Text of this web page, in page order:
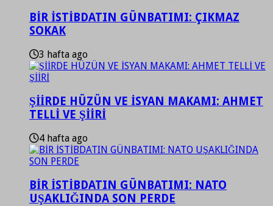
BİR İSTİBDATIN GÜNBATIMI: ÇIKMAZ
SOKAK
3 hafta ago
ŞİİRDE HÜZÜN VE İSYAN MAKAMI: AHMET
TELLİ VE ŞİİRİ
4 hafta ago
BİR İSTİBDATIN GÜNBATIMI: NATO
UŞAKLIĞINDA SON PERDE